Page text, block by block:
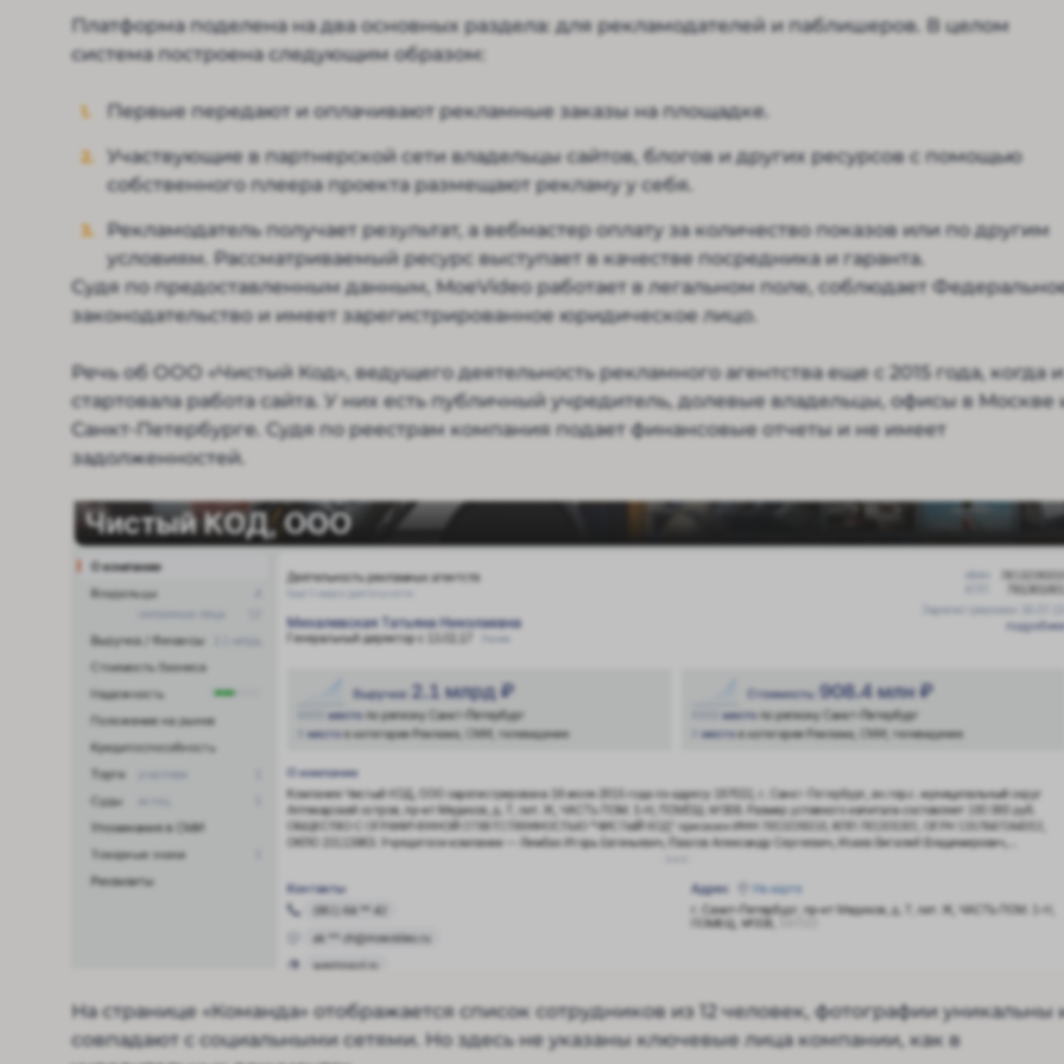
Платформа поделена на два основных раздела: для рекламодателей и паблишеров. В целом
система построена следующим образом:
Первые передают и оплачивают рекламные заказы на площадке.
Участвующие в партнерской сети владельцы сайтов, блогов и других ресурсов с помощью
собственного плеера проекта размещают рекламу у себя.
Рекламодатель получает результат, а вебмастер оплату за количество показов или по другим
условиям. Рассматриваемый ресурс выступает в качестве посредника и гаранта.
Судя по предоставленным данным, MoeVideo работает в легальном поле, соблюдает
законодательство и имеет зарегистрированное юридическое лицо.
Речь об ООО «Чистый Код», ведущего деятельность рекламного агентства еще с 2015 года, когда и
стартовала работа сайта. У них есть публичный учредитель, долевые владельцы, офисы в Москве
Санкт-Петербурге. Судя по реестрам компания подает финансовые отчеты и не имеет
задолженностей.
На странице «Команда» отображается список сотрудников из 12 человек, фотографии уникальны
совпадают с социальными сетями. Но здесь не указаны ключевые лица компании, как в